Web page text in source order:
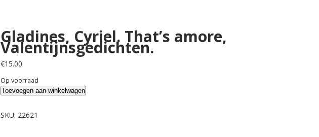
Gladines, Cyriel. That’s amore,
Valentijnsgedichten.
€15.00
Op voorraad
Gladines,
That's
Toevoegen aan winkelwagen
SKU: 22621